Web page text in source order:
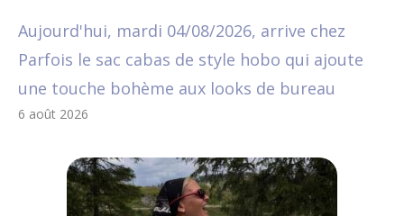
Aujourd'hui, mardi 04/08/2026, arrive chez
Parfois le sac cabas de style hobo qui ajoute
une touche bohème aux looks de bureau
6 août 2026